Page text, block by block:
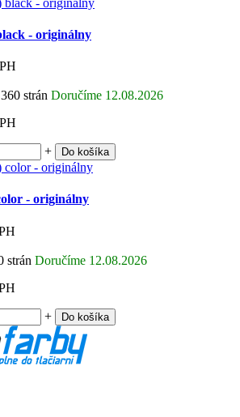
- originálny
360 strán Doručíme 12.08.2026
+ Do košíka
- originálny
strán Doručíme 12.08.2026
+ Do košíka